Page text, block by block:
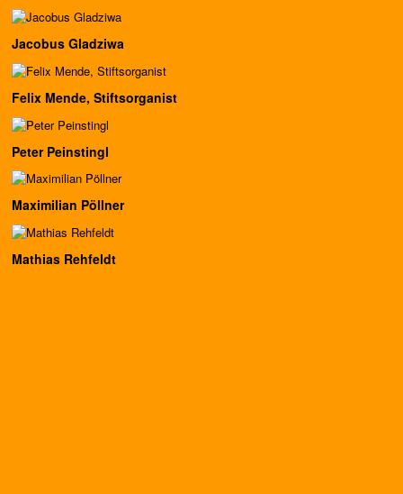
Jacobus Gladziwa
Felix Mende, Stiftsorganist
Peter Peinstingl
Maximilian Pöllner
Mathias Rehfeldt